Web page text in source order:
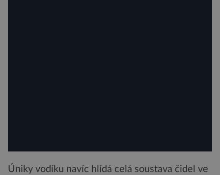
Úniky vodíku navíc hlídá celá soustava čidel ve